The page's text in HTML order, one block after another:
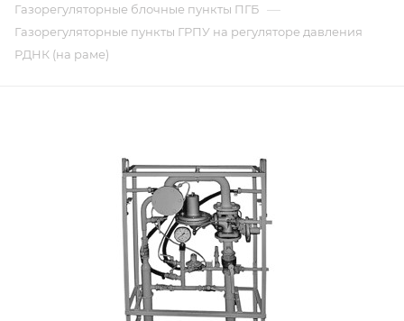
Газорегуляторные блочные пункты ПГБ —
Газорегуляторные пункты ГРПУ на регуляторе давления
РДНК (на раме)